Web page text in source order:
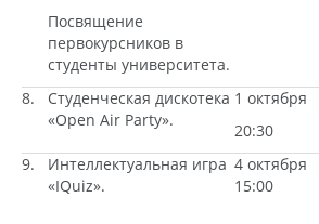
Посвящение
первокурсников в
студенты университета.
8. Студенческая дискотека
«Open Air Party».
1 октября
20:30
9. Интеллектуальная игра
«IQuiz».
4 октября
15:00